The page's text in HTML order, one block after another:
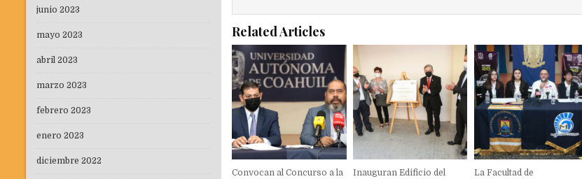
Related Articles
Convocan al Concurso a la
Inauguran Edificio del
La Facultad de
junio 2023
mayo 2023
abril 2023
marzo 2023
febrero 2023
enero 2023
diciembre 2022